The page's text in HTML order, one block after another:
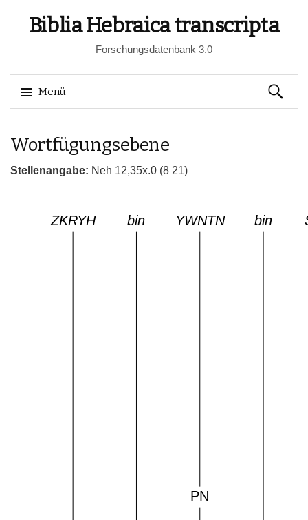
Biblia Hebraica transcripta
Forschungsdatenbank 3.0
Menü
zum
Suchen
nach:
Wortfügungsebene
Stellenangabe: Neh 12,35x.0 (8 21)